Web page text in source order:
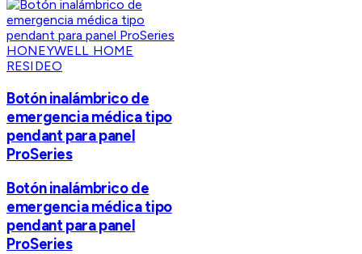
HONEYWELL HOME
RESIDEO
Botón inalámbrico de
emergencia médica tipo
pendant para panel
ProSeries
Botón inalámbrico de
emergencia médica tipo
pendant para panel
ProSeries